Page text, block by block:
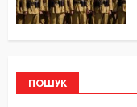
ПОШУК